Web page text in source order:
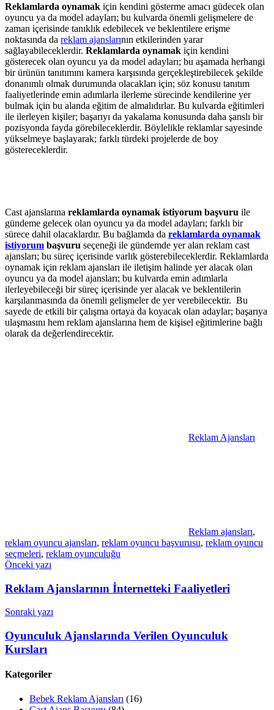
Reklamlarda oynamak için kendini gösterme amacı güdecek olan
oyuncu ya da model adayları; bu kulvarda önemli gelişmelere de
zaman içerisinde tanıklık edebilecek ve beklentilere erişme
noktasında da reklam ajanslarının etkilerinden yarar
sağlayabileceklerdir. Reklamlarda oynamak için kendini
gösterecek olan oyuncu ya da model adayları; bu aşamada herhangi
bir ürünün tanıtımını kamera karşısında gerçekleştirebilecek şekilde
donanımlı olmak durumunda olacakları için; söz konusu tanıtım
faaliyetlerinde emin adımlarla ilerleme sürecinde kendilerine yer
bulmak için bu alanda eğitim de almalıdırlar. Bu kulvarda eğitimleri
ile ilerleyen kişiler; başarıyı da yakalama konusunda daha şanslı bir
pozisyonda fayda görebileceklerdir. Böylelikle reklamlar sayesinde
yükselmeye başlayarak; farklı türdeki projelerde de boy
göstereceklerdir.
Cast ajanslarına reklamlarda oynamak istiyorum başvuru ile
gündeme gelecek olan oyuncu ya da model adayları; farklı bir
sürece dahil olacaklardır. Bu bağlamda da reklamlarda oynamak
istiyorum başvuru seçeneği ile gündemde yer alan reklam cast
ajansları; bu süreç içerisinde varlık gösterebileceklerdir. Reklamlarda
oynamak için reklam ajansları ile iletişim halinde yer alacak olan
oyuncu ya da model ajansları; bu kulvarda emin adımlarla
ilerleyebileceği bir süreç içerisinde yer alacak ve beklentilerin
karşılanmasında da önemli gelişmeler de yer verebilecektir. Bu
sayede de etkili bir çalışma ortaya da koyacak olan adaylar; başarıya
ulaşmasını hem reklam ajanslarına hem de kişisel eğitimlerine bağlı
olarak da değerlendirecektir.
Reklam Ajansları
Reklam ajansları,
reklam oyuncu ajansları, reklam oyuncu başvurusu, reklam oyuncu
seçmeleri, reklam oyunculuğu
Yazı
gezinmesi
Önceki yazı
Reklam Ajanslarının İnternetteki Faaliyetleri
Sonraki yazı
Oyunculuk Ajanslarında Verilen Oyunculuk
Kursları
Kategoriler
Bebek Reklam Ajansları (16)